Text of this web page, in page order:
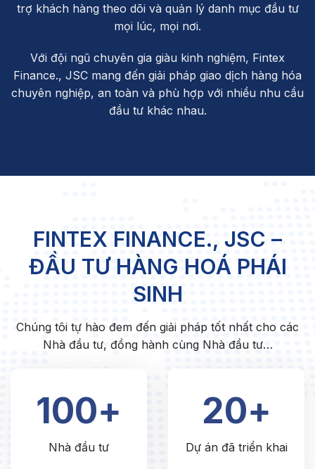
trợ khách hàng theo dõi và quản lý danh mục đầu tư
mọi lúc, mọi nơi.
Với đội ngũ chuyên gia giàu kinh nghiệm, Fintex
Finance., JSC mang đến giải pháp giao dịch hàng hóa
chuyên nghiệp, an toàn và phù hợp với nhiều nhu cầu
đầu tư khác nhau.
FINTEX FINANCE., JSC –
ĐẦU TƯ HÀNG HOÁ PHÁI
SINH
Chúng tôi tự hào đem đến giải pháp tốt nhất cho các
Nhà đầu tư, đồng hành cùng Nhà đầu tư…
100+
Nhà đầu tư
20+
Dự án đã triển khai